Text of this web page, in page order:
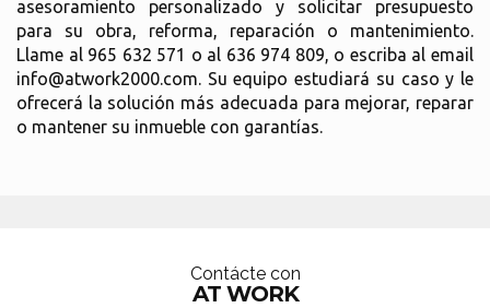
asesoramiento personalizado y solicitar presupuesto
para su obra, reforma, reparación o mantenimiento.
Llame al 965 632 571 o al 636 974 809, o escriba al email
info@atwork2000.com. Su equipo estudiará su caso y le
ofrecerá la solución más adecuada para mejorar, reparar
o mantener su inmueble con garantías.
Contácte con
AT WORK